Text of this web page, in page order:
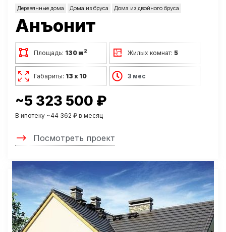
Деревянные дома Дома из бруса Дома из двойного бруса
Анъонит
Площадь: 130 м2 Жилых комнат:5
Габариты: 13 х 10 3 мес
~5 323 500 ₽
В ипотеку ~44 362 ₽ в месяц
Посмотреть проект